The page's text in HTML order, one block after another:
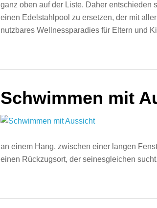
ganz oben auf der Liste. Daher entschieden
einen Edelstahlpool zu ersetzen, der mit
nutzbares Wellnessparadies für Eltern und
Schwimmen mit
an einem Hang, zwischen einer langen
einen Rückzugsort, der seinesgleichen sucht.